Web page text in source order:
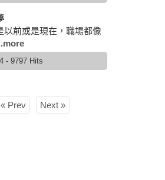
以前或是現在，職場都像
- 9797 Hits
Prev Next